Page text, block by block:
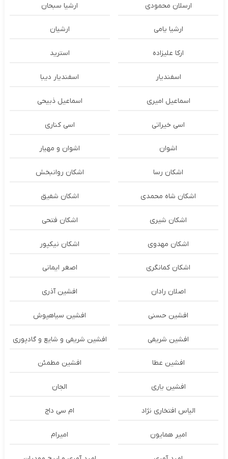
ارسلان محمودی ارشیا سبحان
ارشیا یامی ارشیان
ارکا علیزاده استرید
اسفندیار اسفندیار دیبا
اسماعیل امیری اسماعیل ذبیحی
اسی خیراتی اسی کناری
اشوان اشوان و مهیار
اشکان رسا اشکان روانبخش
اشکان شاه محمدی اشکان شفیق
اشکان شیری اشکان فتحی
اشکان مهدوی اشکان نیکپور
اشکان‌ کمانگری اصغر ایمانی
اصلان رادان افشین آذری
افشین حسنی افشین سیاهپوش
افشین شریفی افشین شریفی و شایع و گادپوری
افشین عطا افشین مطمئن
افشین یاری الجان
الیاس افتخاری نژاد ام سی داج
امير همايون اميرام